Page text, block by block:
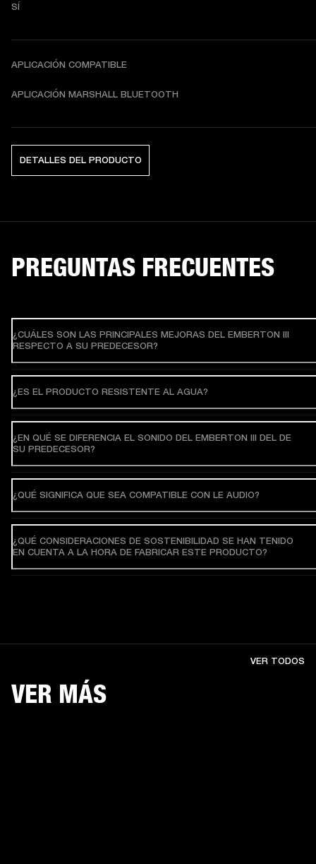
SÍ
APLICACIÓN COMPATIBLE
APLICACIÓN MARSHALL BLUETOOTH
DETALLES DEL PRODUCTO
PREGUNTAS FRECUENTES
¿CUÁLES SON LAS PRINCIPALES MEJORAS DEL EMBERTON III
RESPECTO A SU PREDECESOR?
¿ES EL PRODUCTO RESISTENTE AL AGUA?
¿EN QUÉ SE DIFERENCIA EL SONIDO DEL EMBERTON III DEL DE
SU PREDECESOR?
¿QUÉ SIGNIFICA QUE SEA COMPATIBLE CON LE AUDIO?
¿QUÉ CONSIDERACIONES DE SOSTENIBILIDAD SE HAN TENIDO
EN CUENTA A LA HORA DE FABRICAR ESTE PRODUCTO?
VER MÁS
VER TODOS